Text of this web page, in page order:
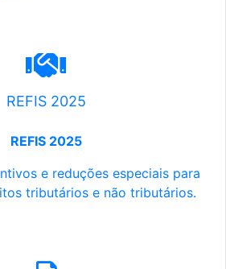
REFIS 2025
REFIS 2025
e reduções especiais para
tributários e não tributários.